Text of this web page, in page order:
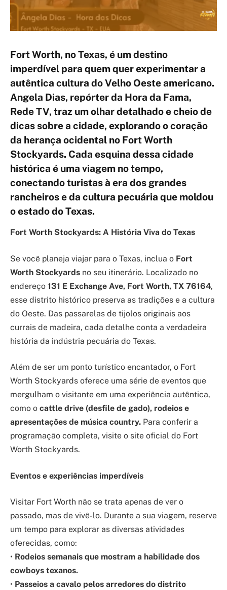
Fort Worth, no Texas, é um destino
imperdível para quem quer experimentar a
autêntica cultura do Velho Oeste americano.
Angela Dias, repórter da Hora da Fama,
Rede TV, traz um olhar detalhado e cheio de
dicas sobre a cidade, explorando o coração
da herança ocidental no Fort Worth
Stockyards. Cada esquina dessa cidade
histórica é uma viagem no tempo,
conectando turistas à era dos grandes
rancheiros e da cultura pecuária que moldou
o estado do Texas.
Fort Worth Stockyards: A História Viva do Texas
Se você planeja viajar para o Texas, inclua o Fort
Worth Stockyards no seu itinerário. Localizado no
endereço 131 E Exchange Ave, Fort Worth, TX 76164,
esse distrito histórico preserva as tradições e a cultura
do Oeste. Das passarelas de tijolos originais aos
currais de madeira, cada detalhe conta a verdadeira
história da indústria pecuária do Texas.
Além de ser um ponto turístico encantador, o Fort
Worth Stockyards oferece uma série de eventos que
mergulham o visitante em uma experiência autêntica,
como o cattle drive (desfile de gado), rodeios e
apresentações de música country. Para conferir a
programação completa, visite o site oficial do Fort
Worth Stockyards.
Eventos e experiências imperdíveis
Visitar Fort Worth não se trata apenas de ver o
passado, mas de vivê-lo. Durante a sua viagem, reserve
um tempo para explorar as diversas atividades
oferecidas, como:
• Rodeios semanais que mostram a habilidade dos
cowboys texanos.
• Passeios a cavalo pelos arredores do distrito